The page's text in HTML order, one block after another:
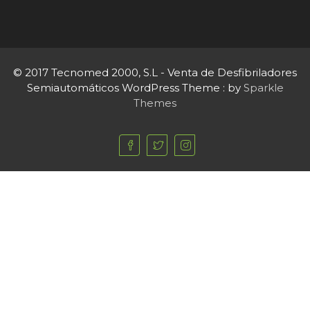
© 2017 Tecnomed 2000, S.L - Venta de Desfibriladores
Semiautomáticos WordPress Theme : by Sparkle
Themes